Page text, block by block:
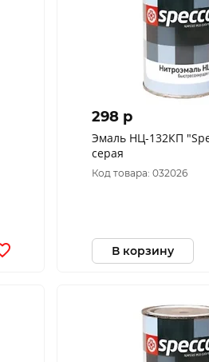
298 p
Эмаль НЦ-132КП
серая
Код товара: 032026
В корзину